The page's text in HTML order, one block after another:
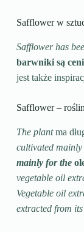
Safflower w
Safflower has
barwniki są
jest także
Safflower –
The plantma
cultivated
mainly for the
vegetable oil
Vegetable oil
extracted from its